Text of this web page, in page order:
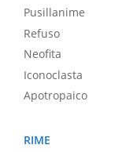
Pusillanime
Refuso
Neofita
Iconoclasta
Apotropaico
RIME